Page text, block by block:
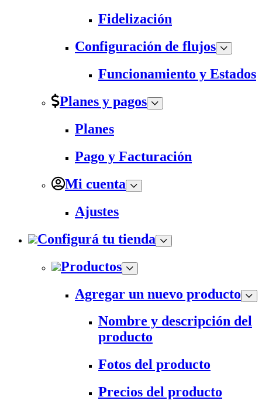
Fidelización
Configuración de flujos
Funcionamiento y Estados
Planes y pagos
Planes
Pago y Facturación
Mi cuenta
Ajustes
Configurá tu tienda
Productos
Agregar un nuevo producto
Nombre y descripción del
producto
Fotos del producto
Precios del producto